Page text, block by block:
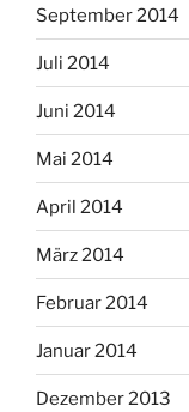
September 2014
Juli 2014
Juni 2014
Mai 2014
April 2014
März 2014
Februar 2014
Januar 2014
Dezember 2013